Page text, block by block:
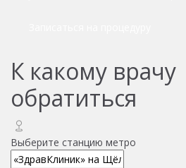
К какому врачу
обратиться
Выберите станцию метро